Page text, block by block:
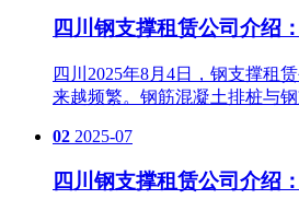
四川钢支撑租赁公司介绍
四川2025年8月4日，钢支撑
来越频繁。钢筋混凝土排桩与
02 2025-07
四川钢支撑租赁公司介绍